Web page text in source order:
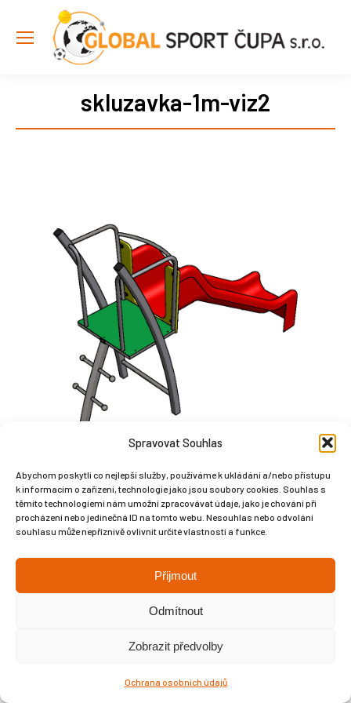
Spravovat Souhlas
Abychom poskytli co nejlepší služby, používáme k ukládání a/nebo přístupu
k informacím o zařízení, technologie jako jsou soubory cookies. Souhlas s
těmito technologiemi nám umožní zpracovávat údaje, jako je chování při
procházení nebo jedinečná ID na tomto webu. Nesouhlas nebo odvolání
souhlasu může nepříznivě ovlivnit určité vlastnosti a funkce.
Přijmout
Odmítnout
Zobrazit předvolby
Ochrana osobních údajů
skluzavka-1m-viz2
Copyright © Weiron Dynamics, s.r.o. |